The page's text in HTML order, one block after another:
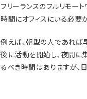
フリーランスのフルリモート
時間にオフィスにいる必要
例えば、朝型の人であれば
後に活動を開始し、夜間に
るべき時間はありますが、